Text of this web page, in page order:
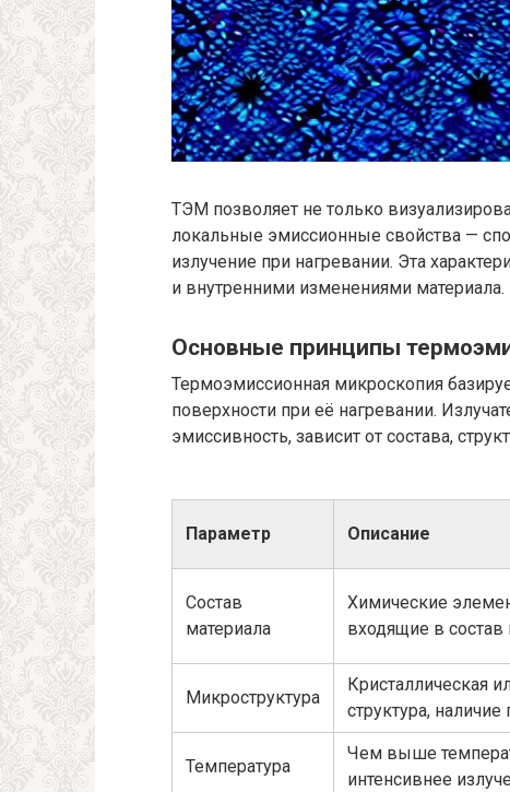
ТЭМ позволяет не только
локальные эмиссионные свойства —
излучение при нагревании. Эта
и внутренними изменениями материала.
Основные принципы
Термоэмиссионная микроскопия
поверхности при её нагревании.
эмиссивность, зависит от состава,
Параметр Описание
Состав
материала
Химические
входящие в состав
Микроструктура
Кристаллическая
структура,
Температура
Чем выше
интенсивнее